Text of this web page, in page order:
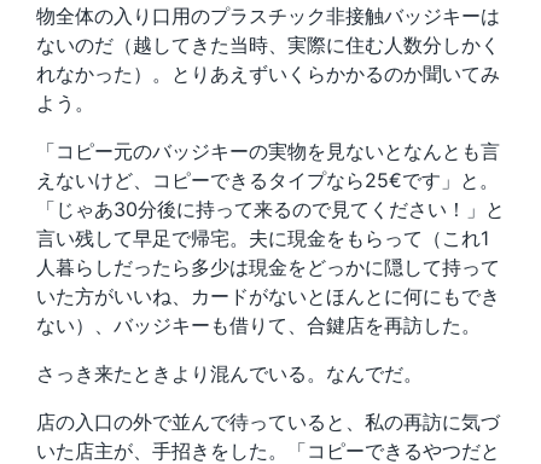
物全体の入り口用のプラスチック非接触バッジキーは
ないのだ（越してきた当時、実際に住む人数分しかく
れなかった）。とりあえずいくらかかるのか聞いてみ
よう。
「コピー元のバッジキーの実物を見ないとなんとも言
えないけど、コピーできるタイプなら25€です」と。
「じゃあ30分後に持って来るので見てください！」と
言い残して早足で帰宅。夫に現金をもらって（これ1
人暮らしだったら多少は現金をどっかに隠して持って
いた方がいいね、カードがないとほんとに何にもでき
ない）、バッジキーも借りて、合鍵店を再訪した。
さっき来たときより混んでいる。なんでだ。
店の入口の外で並んで待っていると、私の再訪に気づ
いた店主が、手招きをした。「コピーできるやつだと